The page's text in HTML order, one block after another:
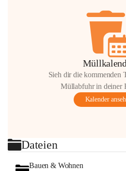
Sieh dir die kommenden
Müllabfuhr in deiner
Kalender
Dateien
Bauen & Wohnen